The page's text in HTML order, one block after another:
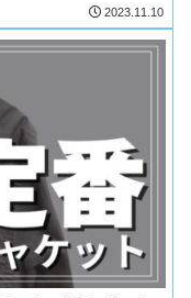
2023.11.10